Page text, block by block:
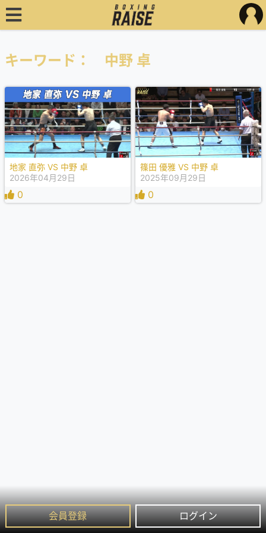
会員登録 ログイン
キーワード： 中野 卓
地家 直弥 VS 中野 卓
2026年04月29日
0
篠田 優雅 VS 中野 卓
2025年09月29日
0